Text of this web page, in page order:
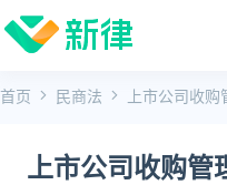
首页 民商法 上市公司收
上市公司收购